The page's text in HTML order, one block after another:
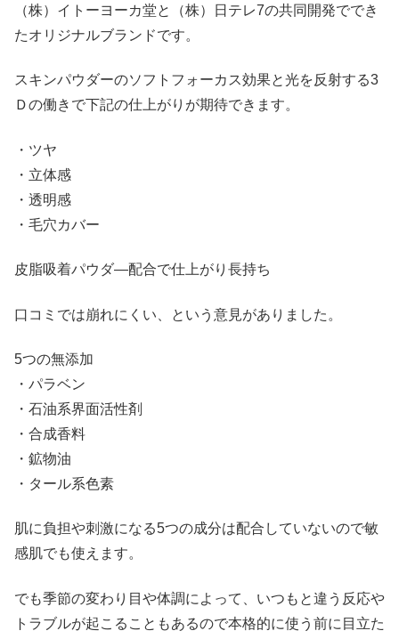
（株）イトーヨーカ堂と（株）日テレ7の共同開発ででき
たオリジナルブランドです。
スキンパウダーのソフトフォーカス効果と光を反射する3
Ｄの働きで下記の仕上がりが期待できます。
・ツヤ
・立体感
・透明感
・毛穴カバー
皮脂吸着パウダ―配合で仕上がり長持ち
口コミでは崩れにくい、という意見がありました。
5つの無添加
・パラベン
・石油系界面活性剤
・合成香料
・鉱物油
・タール系色素
肌に負担や刺激になる5つの成分は配合していないので敏
感肌でも使えます。
でも季節の変わり目や体調によって、いつもと違う反応や
トラブルが起こることもあるので本格的に使う前に目立た